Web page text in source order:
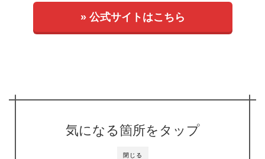
» 公式サイトはこちら
閉じる
気になる箇所をタップ